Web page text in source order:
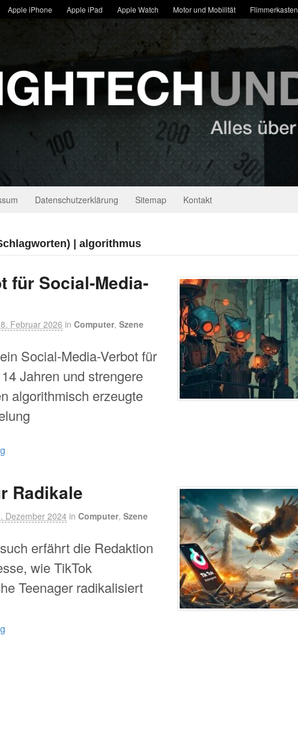
Apple iPhone Apple iPad Apple Watch Motor und Mobilität Flimmerkasten
Datenschutzerklärung Sitemap Kontakt
| algorithmus
für Social-Media-
Februar 2026 in Computer, Szene
Social-Media-Verbot für
Jahren und strengere
algorithmisch erzeugte
Radikale
Dezember 2024 in Computer, Szene
erfährt die Redaktion
wie TikTok
Teenager radikalisiert